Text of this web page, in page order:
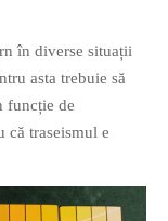
în diverse situații
asta trebuie să
funcție de
că traseismul e